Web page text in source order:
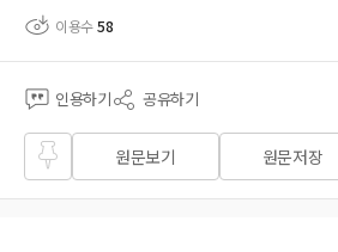
이용수58
인용하기 공유하기
즐겨
찾기
원문보기 원문저장